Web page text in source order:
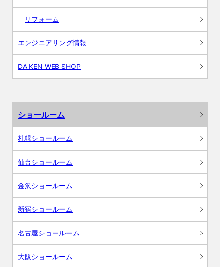
リフォーム
エンジニアリング情報
DAIKEN WEB SHOP
ショールーム
札幌ショールーム
仙台ショールーム
金沢ショールーム
新宿ショールーム
名古屋ショールーム
大阪ショールーム